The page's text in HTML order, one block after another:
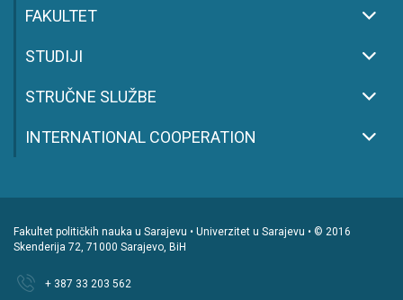
FAKULTET
STUDIJI
STRUČNE SLUŽBE
INTERNATIONAL COOPERATION
Fakultet političkih nauka u Sarajevu • Univerzitet u Sarajevu • © 2016
Skenderija 72, 71000 Sarajevo, BiH
+ 387 33 203 562